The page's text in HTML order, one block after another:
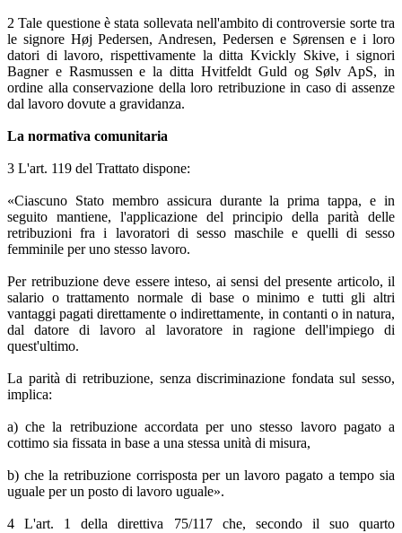
2 Tale questione è stata sollevata nell'ambito di controversie sorte tra
le signore Høj Pedersen, Andresen, Pedersen e Sørensen e i loro
datori di lavoro, rispettivamente la ditta Kvickly Skive, i signori
Bagner e Rasmussen e la ditta Hvitfeldt Guld og Sølv ApS, in
ordine alla conservazione della loro retribuzione in caso di assenze
dal lavoro dovute a gravidanza.
La normativa comunitaria
3 L'art. 119 del Trattato dispone:
«Ciascuno Stato membro assicura durante la prima tappa, e in
seguito mantiene, l'applicazione del principio della parità delle
retribuzioni fra i lavoratori di sesso maschile e quelli di sesso
femminile per uno stesso lavoro.
Per retribuzione deve essere inteso, ai sensi del presente articolo, il
salario o trattamento normale di base o minimo e tutti gli altri
vantaggi pagati direttamente o indirettamente, in contanti o in natura,
dal datore di lavoro al lavoratore in ragione dell'impiego di
quest'ultimo.
La parità di retribuzione, senza discriminazione fondata sul sesso,
implica:
a) che la retribuzione accordata per uno stesso lavoro pagato a
cottimo sia fissata in base a una stessa unità di misura,
b) che la retribuzione corrisposta per un lavoro pagato a tempo sia
uguale per un posto di lavoro uguale».
4 L'art. 1 della direttiva 75/117 che, secondo il suo quarto